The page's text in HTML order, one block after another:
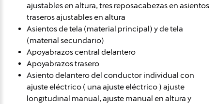
ajustables en altura, tres reposacabezas en asientos
traseros ajustables en altura
Asientos de tela (material principal) y de tela
(material secundario)
Apoyabrazos central delantero
Apoyabrazos trasero
Asiento delantero del conductor individual con
ajuste eléctrico ( una ajuste eléctrico ) ajuste
longitudinal manual, ajuste manual en altura y